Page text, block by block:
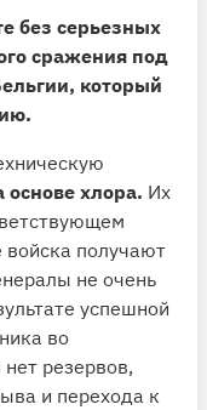
без серьезных
сражения под
который
хлора. Их
войска получают
не очень
успешной
во
резервов,
и перехода к